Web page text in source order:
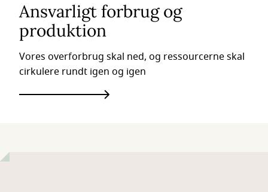
Ansvarligt forbrug og
produktion
Vores overforbrug skal ned, og ressourcerne skal
cirkulere rundt igen og igen